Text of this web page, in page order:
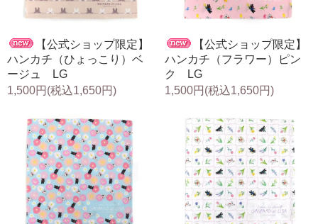
【公式ショップ限定】
ハンカチ（ひょっこり）ベ
ージュ LG
1,500円(税込1,650円)
【公式ショップ限定】
ハンカチ（フラワー）ピン
ク LG
1,500円(税込1,650円)